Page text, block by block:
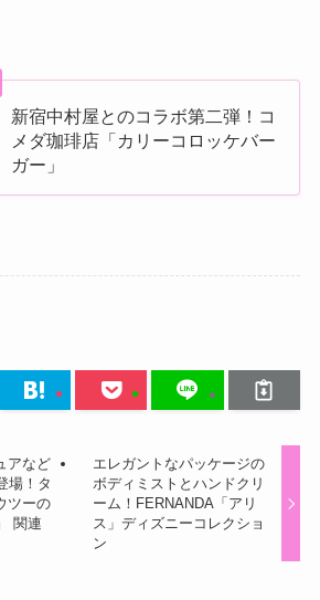
新宿中村屋とのコラボ第二弾！コ
メダ珈琲店「カリーコロッケバー
ガー」
アなど
場！タ
ツーの
関連
エレガントなパッケージの
ボディミストとハンドクリ
ーム！FERNANDA「アリ
ス」ディズニーコレクショ
ン